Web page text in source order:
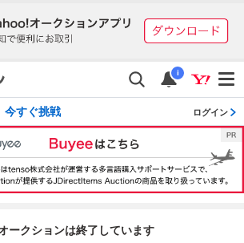
i
すぐ挑戦 ログイン
ークションは終了しています